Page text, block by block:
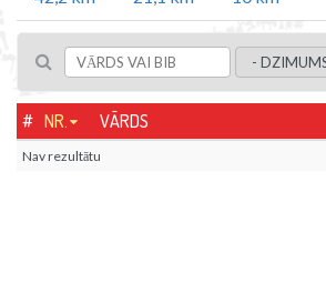
# NR. VĀRDS
Nav rezultātu